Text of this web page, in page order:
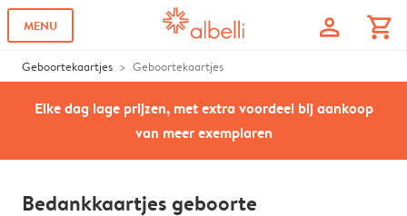
MENU profile shopping_cart
Geboortekaartjes Geboortekaartjes
Elke dag lage prijzen, met extra voordeel bij aankoop
van meer exemplaren
Bedankkaartjes geboorte